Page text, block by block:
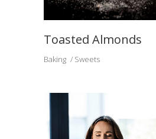
Toasted Almonds
Baking Sweets